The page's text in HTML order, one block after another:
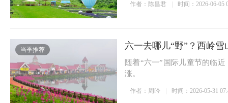
作者：陈昌君 时间：2026-06-05
当季推荐 六一去哪儿“野”？西岭
随着“六一”国际儿童节的临
涨。
作者：周吟 时间：2026-05-31